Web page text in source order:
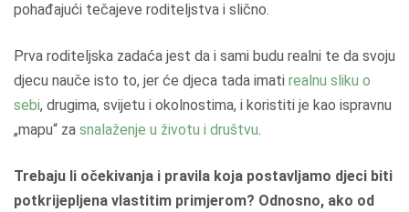
pohađajući tečajeve roditeljstva i slično.
Prva roditeljska zadaća jest da i sami budu realni te da svoju
djecu nauče isto to, jer će djeca tada imati realnu sliku o
sebi, drugima, svijetu i okolnostima, i koristiti je kao ispravnu
„mapu“ za snalaženje u životu i društvu.
Trebaju li očekivanja i pravila koja postavljamo djeci biti
potkrijepljena vlastitim primjerom? Odnosno, ako od